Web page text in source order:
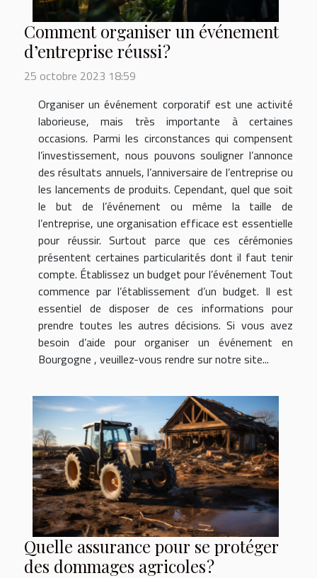
Comment organiser un événement
d’entreprise réussi ?
25 octobre 2023 18:59
Organiser un événement corporatif est une activité
laborieuse, mais très importante à certaines
occasions. Parmi les circonstances qui compensent
l’investissement, nous pouvons souligner l’annonce
des résultats annuels, l’anniversaire de l’entreprise ou
les lancements de produits. Cependant, quel que soit
le but de l’événement ou même la taille de
l’entreprise, une organisation efficace est essentielle
pour réussir. Surtout parce que ces cérémonies
présentent certaines particularités dont il faut tenir
compte. Établissez un budget pour l’événement Tout
commence par l’établissement d’un budget. Il est
essentiel de disposer de ces informations pour
prendre toutes les autres décisions. Si vous avez
besoin d’aide pour organiser un événement en
Bourgogne , veuillez-vous rendre sur notre site...
Quelle assurance pour se protéger
des dommages agricoles ?